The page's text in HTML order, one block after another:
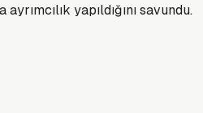
yapıldığını savundu.